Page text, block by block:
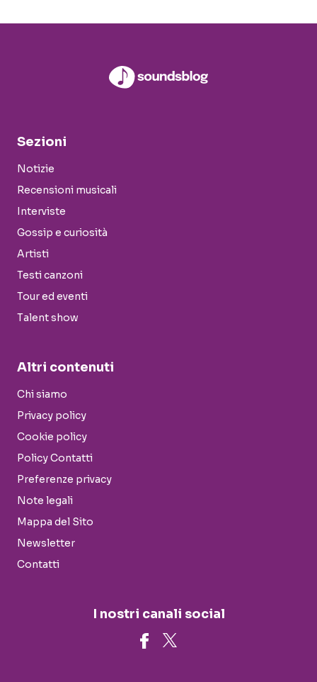
Sezioni
Notizie
Recensioni musicali
Interviste
Gossip e curiosità
Artisti
Testi canzoni
Tour ed eventi
Talent show
Altri contenuti
Chi siamo
Privacy policy
Cookie policy
Policy Contatti
Preferenze privacy
Note legali
Mappa del Sito
Newsletter
Contatti
I nostri canali social